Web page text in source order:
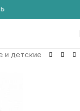
и детские